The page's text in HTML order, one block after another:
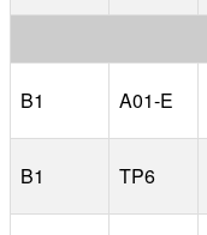
B1 A01-E
B1 TP6